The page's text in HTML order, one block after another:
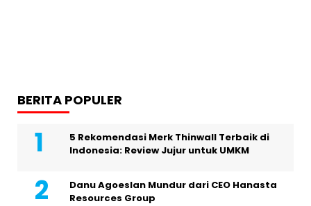
BERITA POPULER
5 Rekomendasi Merk Thinwall Terbaik di
Indonesia: Review Jujur untuk UMKM
Danu Agoeslan Mundur dari CEO Hanasta
Resources Group